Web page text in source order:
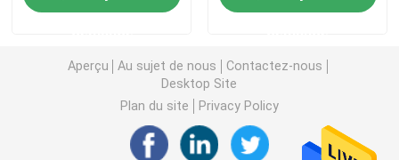
Machine de protection d'incontinence
Machine jetable de protection de sein
Aperçu Au sujet de nous
Contactez-nous
Desktop Site
Plan du site
Privacy Policy